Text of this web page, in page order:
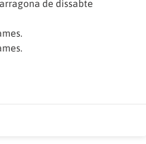
de dissabte